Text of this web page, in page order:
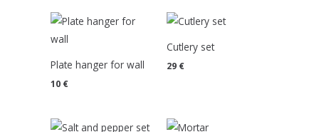
Plate hanger for wall
10 €
Cutlery set
29 €